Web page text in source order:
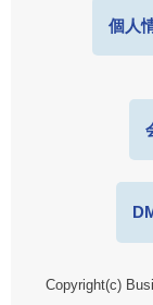
個人
Copyright(c)